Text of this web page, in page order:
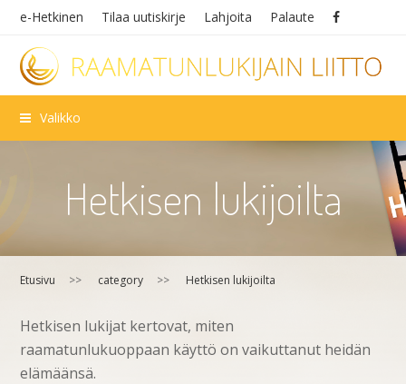
e-Hetkinen Tilaa uutiskirje Lahjoita Palaute
Valikko
Hetkisen lukijoilta
Etusivu >> category >> Hetkisen lukijoilta
Hetkisen lukijat kertovat, miten
raamatunlukuoppaan käyttö on vaikuttanut heidän
elämäänsä.